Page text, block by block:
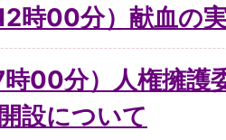
時00分）献血の
時00分）人権擁護
設について